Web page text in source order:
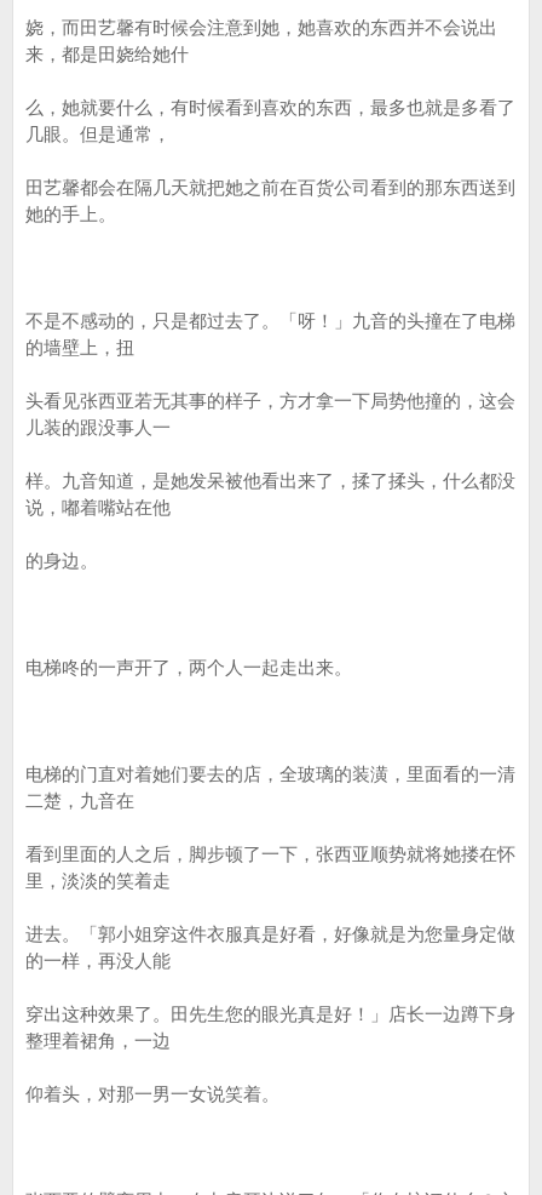
娆，而田艺馨有时候会注意到她，她喜欢的东西并不会说出
来，都是田娆给她什
么，她就要什么，有时候看到喜欢的东西，最多也就是多看了
几眼。但是通常，
田艺馨都会在隔几天就把她之前在百货公司看到的那东西送到
她的手上。
不是不感动的，只是都过去了。「呀！」九音的头撞在了电梯
的墙壁上，扭
头看见张西亚若无其事的样子，方才拿一下局势他撞的，这会
儿装的跟没事人一
样。九音知道，是她发呆被他看出来了，揉了揉头，什么都没
说，嘟着嘴站在他
的身边。
电梯咚的一声开了，两个人一起走出来。
电梯的门直对着她们要去的店，全玻璃的装潢，里面看的一清
二楚，九音在
看到里面的人之后，脚步顿了一下，张西亚顺势就将她搂在怀
里，淡淡的笑着走
进去。「郭小姐穿这件衣服真是好看，好像就是为您量身定做
的一样，再没人能
穿出这种效果了。田先生您的眼光真是好！」店长一边蹲下身
整理着裙角，一边
仰着头，对那一男一女说笑着。